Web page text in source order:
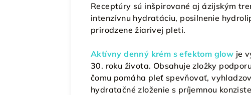
Receptúry sú inšpirované aj ázijským
intenzívnu hydratáciu, posilnenie
prirodzene žiarivej pleti.
Aktívny denný krém s efektom glow je
30. roku života. Obsahuje zložky
čomu pomáha pleť spevňovať,
hydratačné zloženie s príjemnou